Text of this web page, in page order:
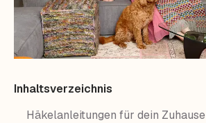
Inhaltsverzeichnis
Häkelanleitungen für dein Zuhause